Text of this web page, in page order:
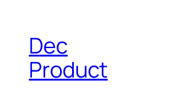
Dec
Product